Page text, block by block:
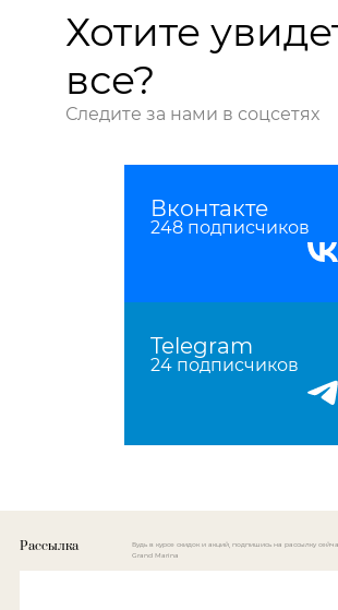
Хотите
все?
Следите за нами в соцсетях
Вконтакте
248 подписчиков
Telegram
24 подписчиков
Рассылка
Будь в курсе скидок и акций, подпишись на рассылку
Grand Marina